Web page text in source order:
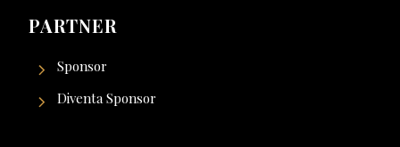
PARTNER
Sponsor
Diventa Sponsor